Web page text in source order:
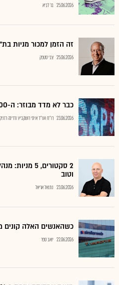
25.06.2026 בר לביא
זה הזמן למכור מניות
25.06.2026 צבי סטפק
כבר לא מדד מבוזר: ה-S&P 500 הפך להימור מרוכז על AI
23.06.2026 רו"ח ועו"ד איתי רושקביץ ודרינה
2 סקטורים, 5
וטוב
23.06.2026 נתנאל אריאל
כשהאנשים האלה קונים
22.06.2026 יואב ספר